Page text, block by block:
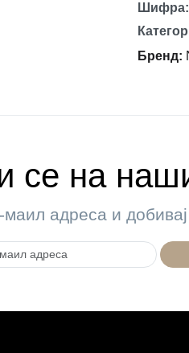
Шифра:
Бренд:
се на
маил адреса и